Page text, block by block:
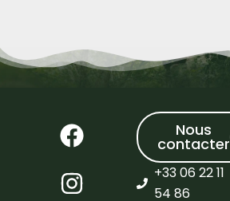
Nous
contacter
+33 06 22 11
54 86